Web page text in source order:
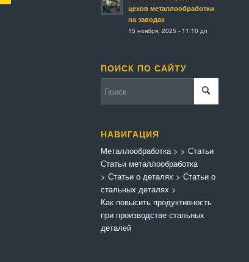
цехов металлообработки
на заводах
15 ноября, 2025 - 11:10 дп
ПОИСК ПО САЙТУ
НАВИГАЦИЯ
Металлообработка>
Статьи металлообработка
> Статьи
> Статьи о деталях > Статьи о
стальных деталях >
Как повысить продуктивность
при производстве стальных
деталей